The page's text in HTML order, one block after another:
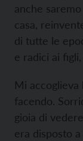
anche
casa,
di tutte le
e radici ai
Mi accoglieva
facendo.
gioia di
era disposto